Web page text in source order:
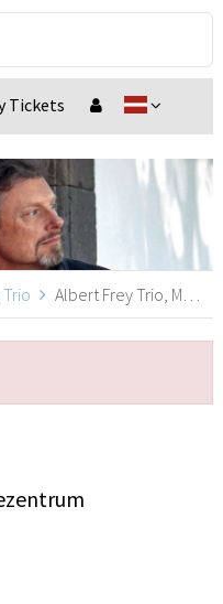
Tickets
Albert Frey Trio, Möglingen